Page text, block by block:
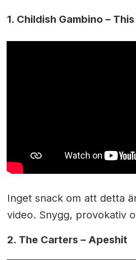
1. Childish Gambino –
Inget snack om att detta
video. Snygg, provokativ
2. The Carters – Apeshit